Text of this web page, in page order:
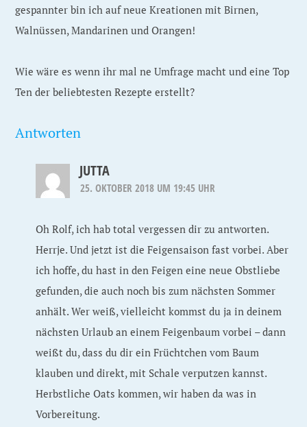
gespannter bin ich auf neue Kreationen mit Birnen,
Walnüssen, Mandarinen und Orangen!
Wie wäre es wenn ihr mal ne Umfrage macht und eine Top
Ten der beliebtesten Rezepte erstellt?
Antworten
JUTTA
25. OKTOBER 2018 UM 19:45 UHR
Oh Rolf, ich hab total vergessen dir zu antworten.
Herrje. Und jetzt ist die Feigensaison fast vorbei. Aber
ich hoffe, du hast in den Feigen eine neue Obstliebe
gefunden, die auch noch bis zum nächsten Sommer
anhält. Wer weiß, vielleicht kommst du ja in deinem
nächsten Urlaub an einem Feigenbaum vorbei – dann
weißt du, dass du dir ein Früchtchen vom Baum
klauben und direkt, mit Schale verputzen kannst.
Herbstliche Oats kommen, wir haben da was in
Vorbereitung.